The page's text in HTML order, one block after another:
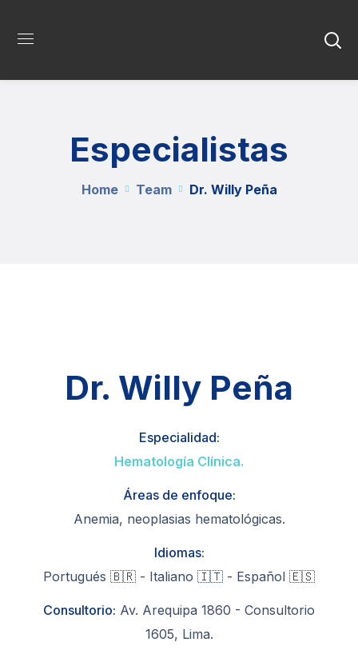
Especialistas
Home Team Dr. Willy Peña
Dr. Willy Peña
Especialidad:
Hematología Clínica.
Áreas de enfoque:
Anemia, neoplasias hematológicas.
Idiomas:
Portugués 🇧🇷 - Italiano 🇮🇹 - Español 🇪🇸
Consultorio: Av. Arequipa 1860 - Consultorio
1605, Lima.